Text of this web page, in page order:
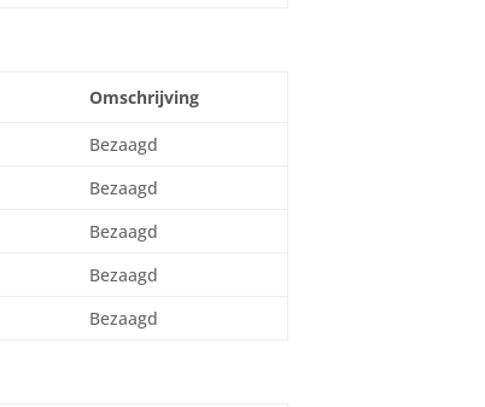
Omschrijving
Bezaagd
Bezaagd
Bezaagd
Bezaagd
Bezaagd